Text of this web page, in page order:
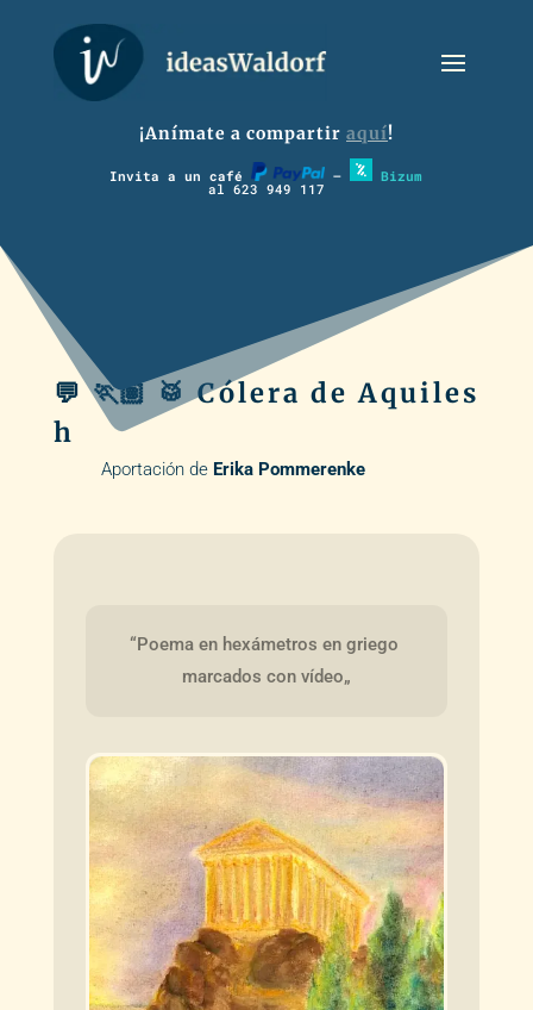
¡Anímate a compartir aquí!
Invita a un café – Bizum
al 623 949 117
💬 🏃🏽 🥁 Cólera de Aquiles
h
Aportación de Erika Pommerenke
“Poema en hexámetros en griego
marcados con vídeo„